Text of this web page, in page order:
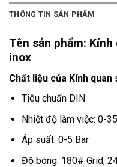
THÔNG TIN SẢN PHẨM
Tên sản phẩm:
inox
Chất liệu của Kính
Tiêu chuẩn DIN
Nhiệt độ làm việc: 0-
Áp suất: 0-5 Bar
Độ bóng: 180# Grid,